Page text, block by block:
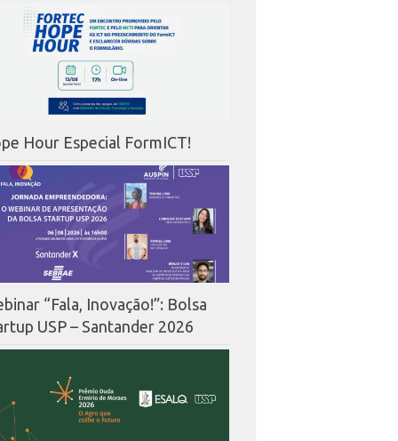
Hour Especial FormICT!
“Fala, Inovação!”: Bolsa
USP – Santander 2026